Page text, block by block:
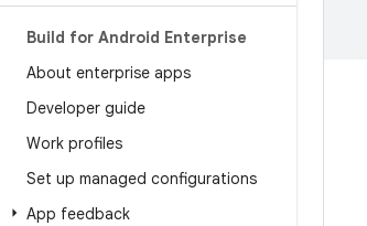
Build for Android Enterprise
About enterprise apps
Developer guide
Work profiles
Set up managed configurations
App feedback